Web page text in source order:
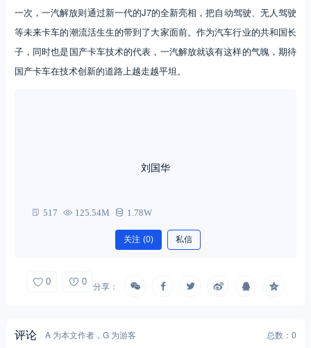
一次，一汽解放则通过新一代的J7的全新亮相，把自动驾驶、无人驾驶
等未来卡车的潮流活生生的带到了大家面前。作为汽车行业的共和国长
子，同时也是国产卡车技术的代表，一汽解放就该有这样的气魄，期待
国产卡车在技术创新的道路上越走越平坦。
1.78W
分享：
暂无评论！